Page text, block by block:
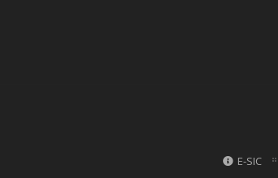
E-SIC